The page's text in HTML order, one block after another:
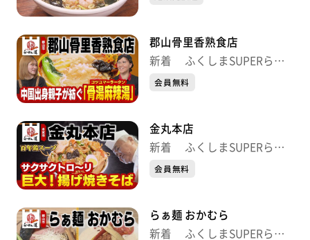
郡山骨里香熟食店
新着 ふくしまSUPERらー
めん道
会員無料
金丸本店
新着 ふくしまSUPERらー
めん道
会員無料
らぁ麺 おかむら
新着 ふくしまSUPERらー